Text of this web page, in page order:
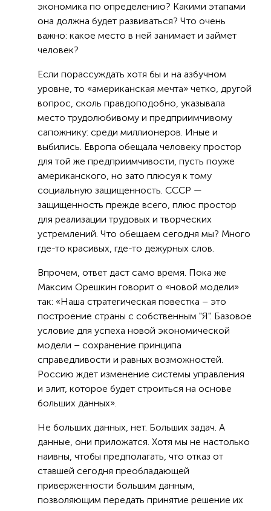
экономика по определению? Какими этапами
она должна будет развиваться? Что очень
важно: какое место в ней занимает и займет
человек?
Если порассуждать хотя бы и на азбучном
уровне, то «американская мечта» четко, другой
вопрос, сколь правдоподобно, указывала
место трудолюбивому и предприимчивому
сапожнику: среди миллионеров. Иные и
выбились. Европа обещала человеку простор
для той же предприимчивости, пусть поуже
американского, но зато плюсуя к тому
социальную защищенность. СССР —
защищенность прежде всего, плюс простор
для реализации трудовых и творческих
устремлений. Что обещаем сегодня мы? Много
где-то красивых, где-то дежурных слов.
Впрочем, ответ даст само время. Пока же
Максим Орешкин говорит о «новой модели»
так: «Наша стратегическая повестка – это
построение страны с собственным "Я". Базовое
условие для успеха новой экономической
модели – сохранение принципа
справедливости и равных возможностей.
Россию ждет изменение системы управления
и элит, которое будет строиться на основе
больших данных».
Не больших данных, нет. Больших задач. А
данные, они приложатся. Хотя мы не настолько
наивны, чтобы предполагать, что отказ от
ставшей сегодня преобладающей
приверженности большим данным,
позволяющим передать принятие решение их